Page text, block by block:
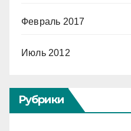
Февраль 2017
Июль 2012
Рубрики